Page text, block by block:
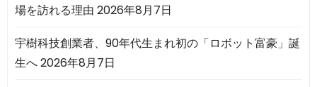
場を訪れる理由 2026年8月7日
宇樹科技創業者、90年代生まれ初の「ロボット富豪」誕
生へ2026年8月7日